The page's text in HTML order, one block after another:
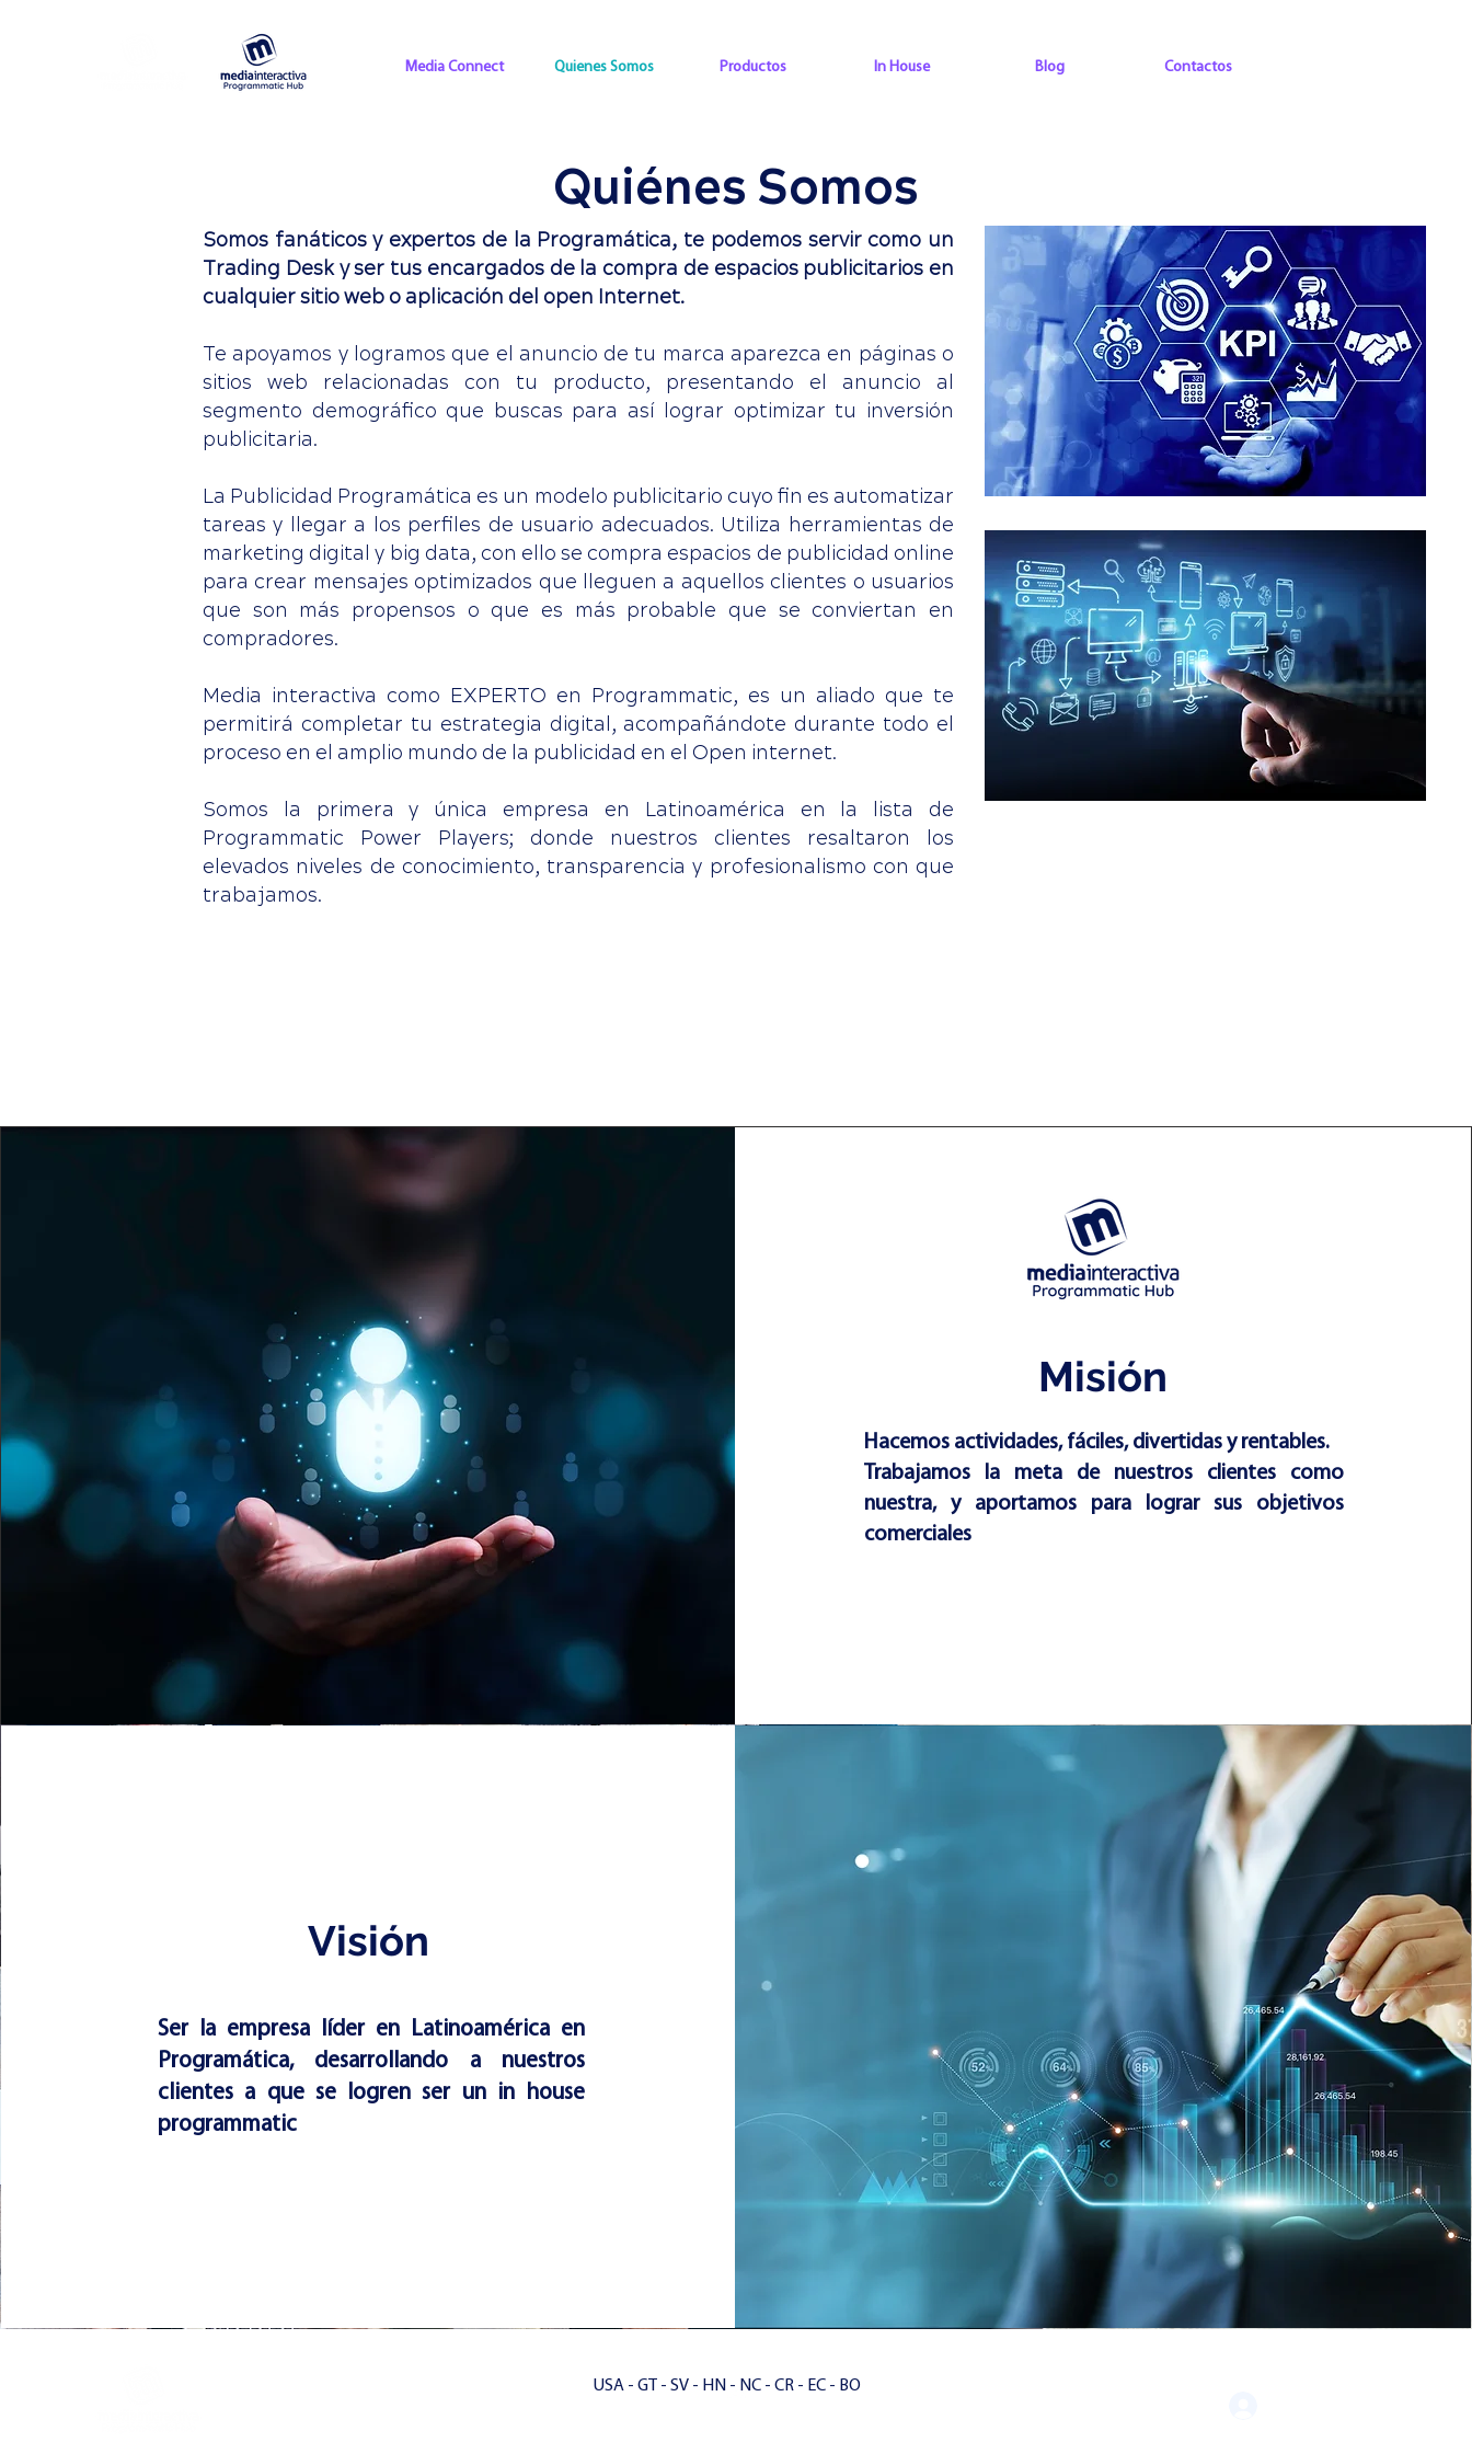
Media Connect Quienes Somos Productos In House Blog Contactos
Quiénes Somos
Somos fanáticos y expertos de la Programática, te podemos servir como un
Trading Desk y ser tus encargados de la compra de espacios publicitarios en
cualquier sitio web o aplicación del open Internet.
Te apoyamos y logramos que el anuncio de tu marca aparezca en páginas o
sitios web relacionadas con tu producto, presentando el anuncio al
segmento demográfico que buscas para así lograr optimizar tu inversión
publicitaria.
La Publicidad Programática es un modelo publicitario cuyo fin es automatizar
tareas y llegar a los perfiles de usuario adecuados. Utiliza herramientas de
marketing digital y big data, con ello se compra espacios de publicidad online
para crear mensajes optimizados que lleguen a aquellos clientes o usuarios
que son más propensos o que es más probable que se conviertan en
compradores.
Media interactiva como EXPERTO en Programmatic, es un aliado que te
permitirá completar tu estrategia digital, acompañándote durante todo el
proceso en el amplio mundo de la publicidad en el Open internet.
Somos la primera y única empresa en Latinoamérica en la lista de
Programmatic Power Players; donde nuestros clientes resaltaron los
elevados niveles de conocimiento, transparencia y profesionalismo con que
trabajamos.
Misión
Hacemos actividades, fáciles, divertidas y rentables.
Trabajamos la meta de nuestros clientes como
nuestra, y aportamos para lograr sus objetivos
comerciales
Visión
Ser la empresa líder en Latinoamérica en
Programática, desarrollando a nuestros
clientes a que se logren ser un in house
programmatic
USA - GT - SV - HN - NC - CR - EC - BO